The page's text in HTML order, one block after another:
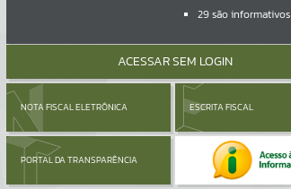
29são informativos
ACESSAR SEM LOGIN
NOTA FISCAL ELETRÔNICA ESCRITA FISCAL
PORTAL DA TRANSPARÊNCIA